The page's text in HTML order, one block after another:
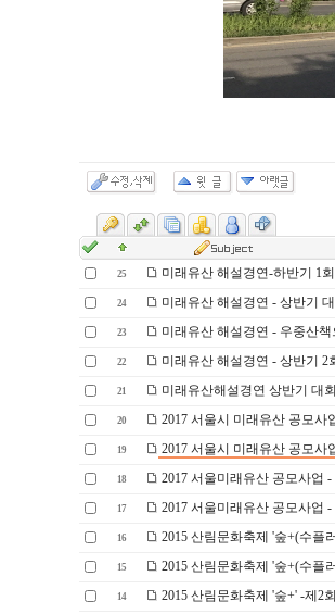
25 미래유산 해설경연-하반기 1회
24 미래유산 해설경연 - 상반기
23 미래유산 해설경연 - 우중산
22 미래유산 해설경연 - 상반기 2
21 미래유산해설경연 상반기 대
20 2017 서울시 미래유산 공모사
19 2017 서울시 미래유산 공모사
18 2017 서울미래유산 공모사업
17 2017 서울미래유산 공모사업
16 2015 산림문화축제 '숲+(수플
15 2015 산림문화축제 '숲+(수플
14 2015 산림문화축제 '숲+' -제2